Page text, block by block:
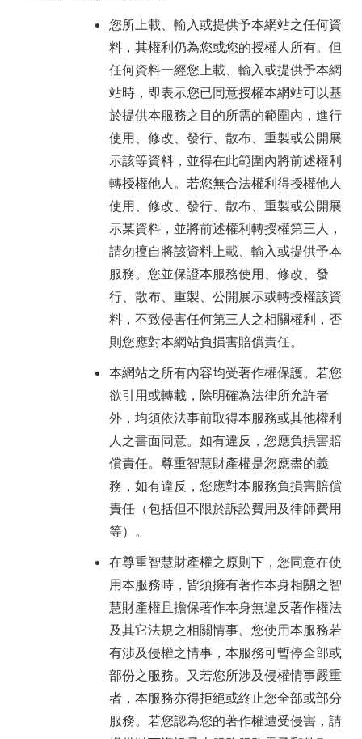
您所上載、輸入或提供予本網站之任何資
料，其權利仍為您或您的授權人所有。但
任何資料一經您上載、輸入或提供予本網
站時，即表示您已同意授權本網站可以基
於提供本服務之目的所需的範圍內，進行
使用、修改、發行、散布、重製或公開展
示該等資料，並得在此範圍內將前述權利
轉授權他人。若您無合法權利得授權他人
使用、修改、發行、散布、重製或公開展
示某資料，並將前述權利轉授權第三人，
請勿擅自將該資料上載、輸入或提供予本
服務。您並保證本服務使用、修改、發
行、散布、重製、公開展示或轉授權該資
料，不致侵害任何第三人之相關權利，否
則您應對本網站負損害賠償責任。
本網站之所有內容均受著作權保護。若您
欲引用或轉載，除明確為法律所允許者
外，均須依法事前取得本服務或其他權利
人之書面同意。如有違反，您應負損害賠
償責任。尊重智慧財產權是您應盡的義
務，如有違反，您應對本服務負損害賠償
責任（包括但不限於訴訟費用及律師費用
等）。
在尊重智慧財產權之原則下，您同意在使
用本服務時，皆須擁有著作本身相關之智
慧財產權且擔保著作本身無違反著作權法
及其它法規之相關情事。您使用本服務若
有涉及侵權之情事，本服務可暫停全部或
部份之服務。又若您所涉及侵權情事嚴重
者，本服務亦得拒絕或終止您全部或部分
服務。若您認為您的著作權遭受侵害，請